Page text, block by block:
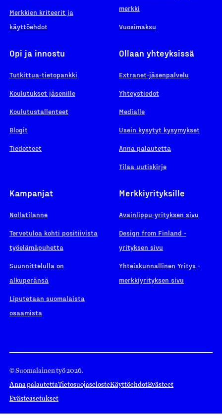
Merkkien kriteerit ja
käyttöehdot
merkki
Vuosimaksu
Opi ja innostu
Tutkittua-tietopankki
Koulutukset jäsenille
Koulutustallenteet
Blogit
Tiedotteet
Ollaan yhteyksissä
Extranet-jäsenpalvelu
Yhteystiedot
Medialle
Usein kysytyt kysymykset
Anna palautetta
Tilaa uutiskirje
Kampanjat
Nollatilanne
Tervetuloa kohti positiivista
työelämäpuhetta
Suunnittelulla on
alkuperänsä
Liputetaan suomalaista
osaamista
Merkkiyrityksille
Avainlippu-yrityksen sivu
Design from Finland -
yrityksen sivu
Yhteiskunnallinen Yritys -
merkkiyrityksen sivu
© Suomalainen työ 2026.
Anna palautettaTietosuojaselosteKäyttöehdotEvästeet
Evästeasetukset